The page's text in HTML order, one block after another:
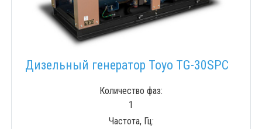
Дизельный генератор Toyo TG-30SPC
Количество фаз:
1
Частота, Гц: